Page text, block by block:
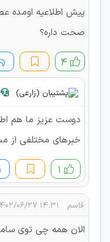
پیش اطلاعیه اومده
صحت داره؟
۴
دوست عزیز ما هم
خبرهای مختلفی از
۱
قاسم ۱۴:۳۱ ۱۴۰۲/۰۶/۲۷
الان همه چی توی